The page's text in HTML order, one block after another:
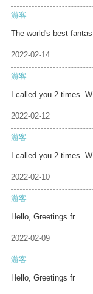
游客
The world's best fantas
2022-02-14
游客
I called you 2 times. W
2022-02-12
游客
I called you 2 times. W
2022-02-10
游客
Hello, Greetings fr
2022-02-09
游客
Hello, Greetings fr